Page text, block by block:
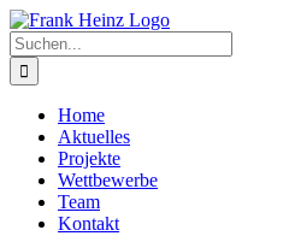
Zum
Inhalt
springen
Suche
nach:
Home
Aktuelles
Projekte
Wettbewerbe
Team
Kontakt